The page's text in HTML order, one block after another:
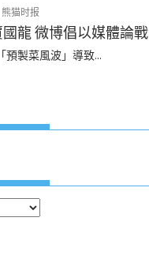
熊猫时报
龍 微博倡以媒體論戰
預製菜風波」導致...